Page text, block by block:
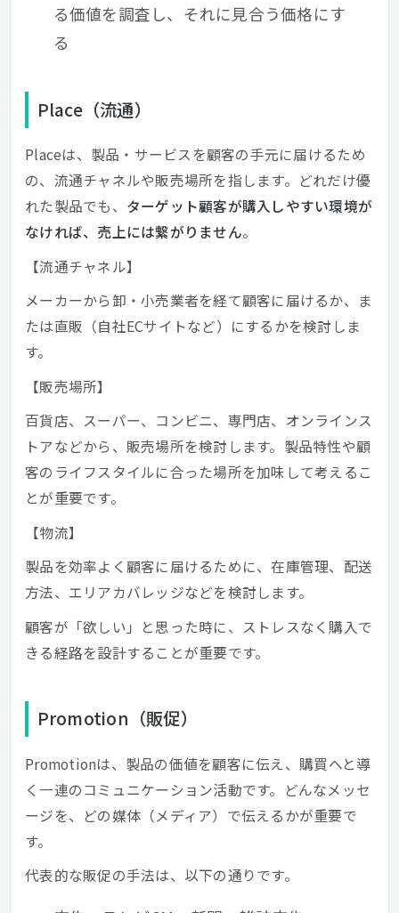
る価値を調査し、それに見合う価格にす
る
Place（流通）
Placeは、製品・サービスを顧客の手元に届けるため
の、流通チャネルや販売場所を指します。どれだけ優
れた製品でも、 ターゲット顧客が購入しやすい環境が
なければ、売上には繋がりません。
【流通チャネル】
メーカーから卸・小売業者を経て顧客に届けるか、ま
たは直販（自社ECサイトなど）にするかを検討しま
す。
【販売場所】
百貨店、スーパー、コンビニ、専門店、オンラインス
トアなどから、販売場所を検討します。製品特性や顧
客のライフスタイルに合った場所を加味して考えるこ
とが重要です。
【物流】
製品を効率よく顧客に届けるために、在庫管理、配送
方法、エリアカバレッジなどを検討します。
顧客が「欲しい」と思った時に、ストレスなく購入で
きる経路を設計することが重要です。
Promotion（販促）
Promotionは、製品の価値を顧客に伝え、購買へと導
く一連のコミュニケーション活動です。どんなメッセ
ージを、どの媒体（メディア）で伝えるかが重要で
す。
代表的な販促の手法は、以下の通りです。